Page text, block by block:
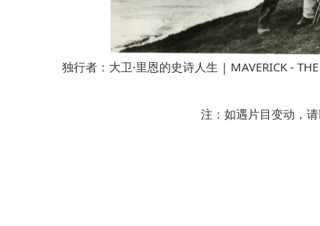
独行者：大卫·里恩的史诗人生 | MAVERICK -
注：如遇片目变动，请